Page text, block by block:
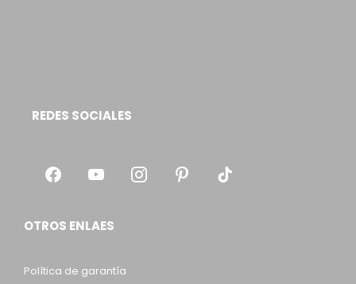
REDES SOCIALES
OTROS ENLAES
Política de garantía